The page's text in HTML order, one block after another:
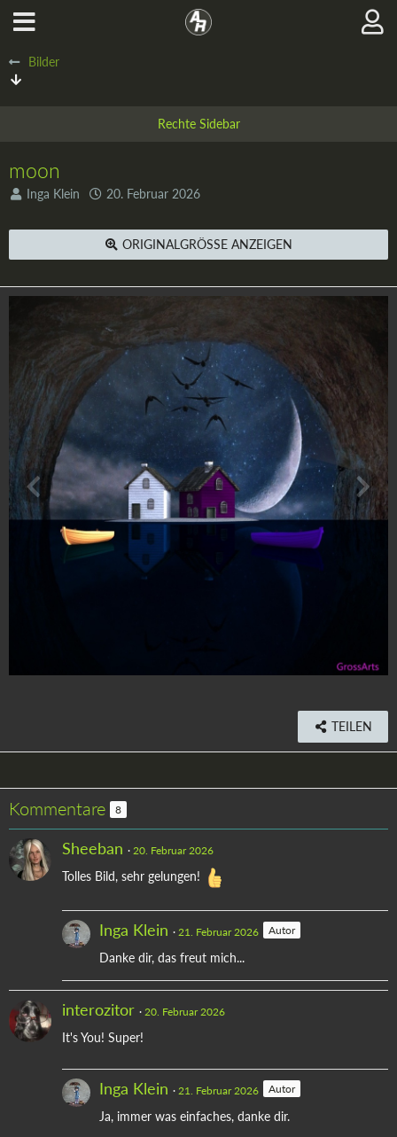
Bilder
moon
Inga Klein 20. Februar 2026
ORIGINALGRÖSSE ANZEIGEN
TEILEN
Kommentare 8
Sheeban 20. Februar 2026
Tolles Bild, sehr gelungen!
Inga Klein 21. Februar 2026 Autor
Danke dir, das freut mich...
interozitor 20. Februar 2026
It's You! Super!
Inga Klein 21. Februar 2026 Autor
Ja, immer was einfaches, danke dir.